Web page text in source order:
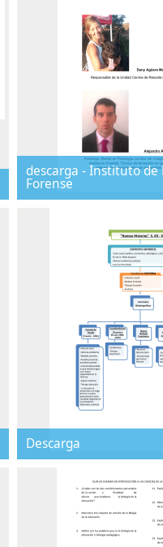
descarga - Instituto de
Forense
Descarga